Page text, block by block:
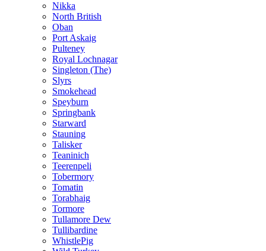
Nikka
North British
Oban
Port Askaig
Pulteney
Royal Lochnagar
Singleton (The)
Slyrs
Smokehead
Speyburn
Springbank
Starward
Stauning
Talisker
Teaninich
Teerenpeli
Tobermory
Tomatin
Torabhaig
Tormore
Tullamore Dew
Tullibardine
WhistlePig